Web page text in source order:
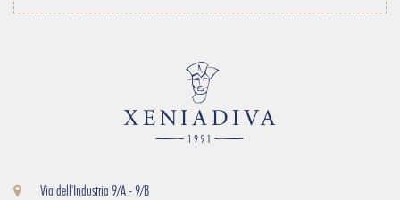
Via dell'Industria 9/A - 9/B